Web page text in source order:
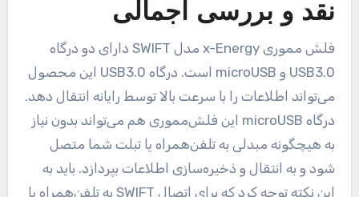
نقد و بررسی اجمالی
فلش مموری x-Energy مدل SWIFT دارای دو درگاه
USB3.0 و microUSB است. درگاه USB3.0 این محصول
می‌تواند اطلاعات را با سرعت بالا توسط رایانه انتقال دهد.
درگاه microUSB این فلش‌مموری هم می‌تواند بدون نیاز
به هیچگونه مبدلی به تلفن‌همراه یا تبلت شما متصل
شود و به انتقال و ذخیره‌سازی اطلاعات بپردازد. باید به
این نکته توجه کرد که برای اتصال SWIFT به تلفن‌همراه یا